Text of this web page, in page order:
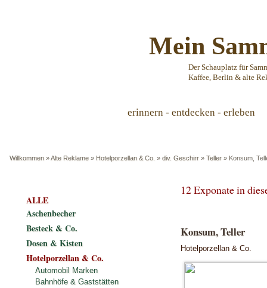
Mein
Der Schauplatz für
Kaffee, Berlin & alte
erinnern - entdecken - erleben
Willkommen »Alte Reklame » Hotelporzellan & Co. » div. Geschirr » Teller » Konsum,
12 Exponate in
Konsum, Teller
Hotelporzellan & Co.
ALLE
Aschenbecher
Besteck & Co.
Dosen & Kisten
Hotelporzellan & Co.
Automobil Marken
Bahnhöfe & Gaststätten